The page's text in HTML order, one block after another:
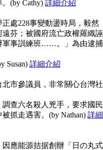
(by Cathy) 詳細介紹
處228事變動盪時局，毅然
芬；被國府流亡政權羅織誣
軍事訓練班……。」為由逮捕
Susan) 詳細介紹
市參議員，非常關心台灣社
查六名殺人兇手，要求國民
抓走遇害。(by Nathan) 詳細
應能源拮据創辦「日の丸式